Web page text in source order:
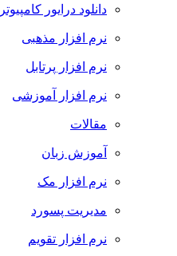
دانلود درایور
نرم افزار مذهبی
نرم افزار پرتابل
نرم افزار آموزشی
مقالات
آموزش زبان
نرم افزار مک
مدیریت پسورد
نرم افزار تقویم